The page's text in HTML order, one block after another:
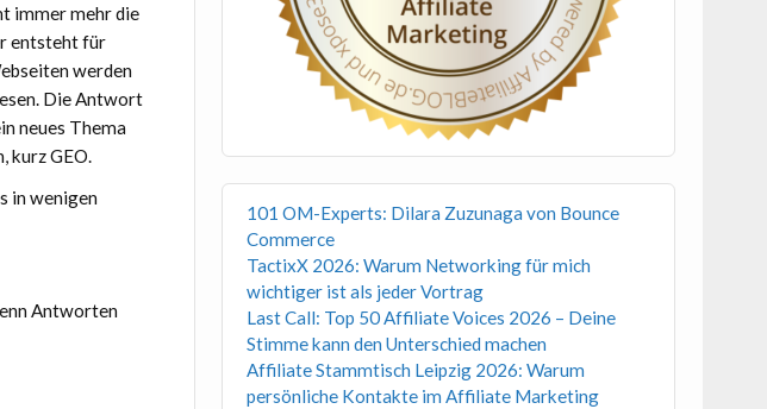
immer mehr die
entsteht für
werden
Die Antwort
neues Thema
kurz GEO.
in wenigen
Antworten
101 OM-Experts: Dilara Zuzunaga von Bounce
Commerce
TactixX 2026: Warum Networking für mich
wichtiger ist als jeder Vortrag
Last Call: Top 50 Affiliate Voices 2026 – Deine
Stimme kann den Unterschied machen
Affiliate Stammtisch Leipzig 2026: Warum
persönliche Kontakte im Affiliate Marketing